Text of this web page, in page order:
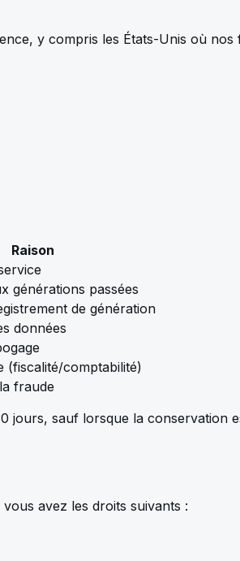
y compris les États-Unis où
Raison
générations passées
de génération
données
(fiscalité/comptabilité)
fraude
sauf lorsque la conservation
avez les droits suivants :